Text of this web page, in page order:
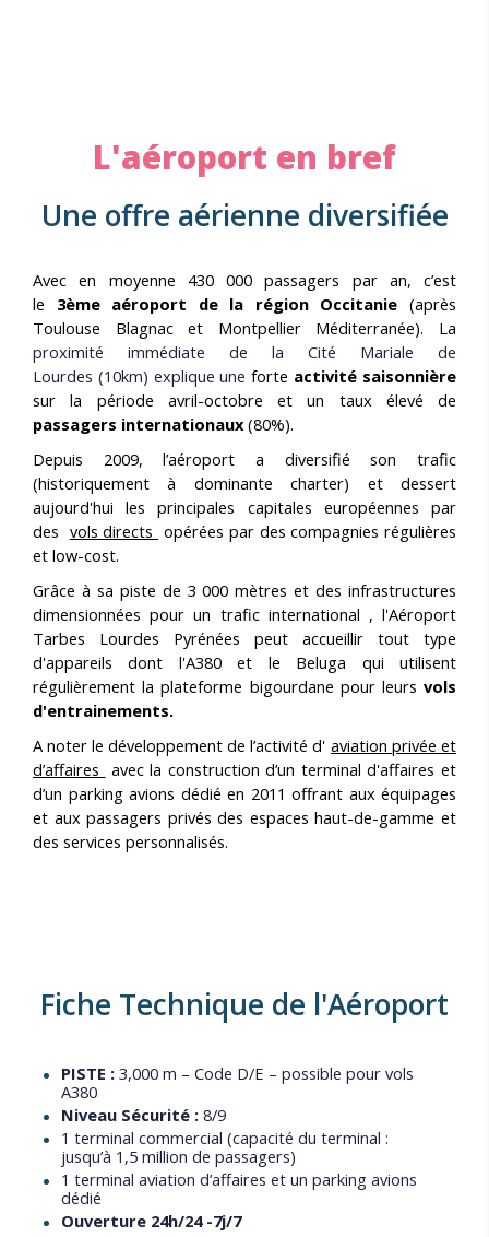
L'aéroport en bref
Une offre aérienne diversifiée
Avec en moyenne 430 000 passagers par an, c’est
le 3ème aéroport de la région Occitanie(après
Toulouse Blagnac et Montpellier Méditerranée). La
proximité immédiate de la Cité Mariale de
Lourdes (10km) explique une forte activité saisonnière
sur la période avril-octobre et un taux élevé de
passagers internationaux (80%).
Depuis 2009, l’aéroport a diversifié son trafic
(historiquement à dominante charter) et dessert
aujourd'hui les principales capitales européennes par
des vols directs opérées par des compagnies régulières
et low-cost.
Grâce à sa piste de 3 000 mètres et des infrastructures
dimensionnées pour un trafic international , l'Aéroport
Tarbes Lourdes Pyrénées peut accueillir tout type
d'appareils dont l'A380 et le Beluga qui utilisent
régulièrement la plateforme bigourdane pour leurs vols
d'entrainements.
A noter le développement de l’activité d' aviation privée et
d’affaires avec la construction d’un terminal d'affaires et
d’un parking avions dédié en 2011 offrant aux équipages
et aux passagers privés des espaces haut-de-gamme et
des services personnalisés.
Fiche Technique de l'Aéroport
PISTE : 3,000 m – Code D/E – possible pour vols
A380
Niveau Sécurité : 8/9
1 terminal commercial (capacité du terminal :
jusqu’à 1,5 million de passagers)
1 terminal aviation d’affaires et un parking avions
dédié
Ouverture 24h/24 -7j/7